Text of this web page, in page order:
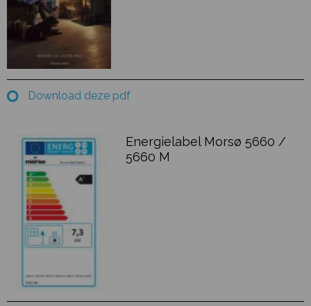
Download deze pdf
Energielabel Morsø 5660 /
5660 M